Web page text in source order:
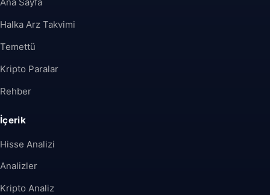
Ana Sayfa
Halka Arz Takvimi
Temettü
Kripto Paralar
Rehber
İçerik
Hisse Analizi
Analizler
Kripto Analiz